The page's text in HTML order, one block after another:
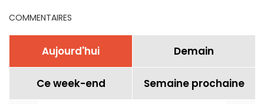
COMMENTAIRES
Aujourd'hui Demain
Ce week-end Semaine prochaine